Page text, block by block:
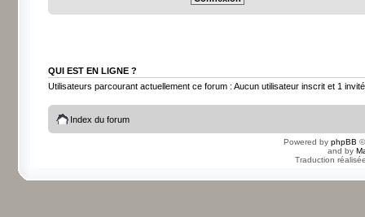
QUI EST EN LIGNE ?
Utilisateurs parcourant actuellement ce forum : Aucun utilisateur inscrit et 1 invité
Index du forum
Powered by phpBB
and by
Traduction